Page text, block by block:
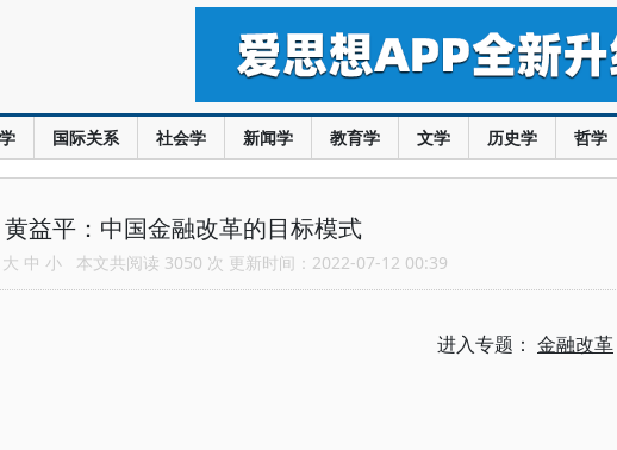
国际关系 社会学 新闻学 教育学 文学 历史学 哲学
黄益平：中国金融改革的目标模式
大 中 小 本文共阅读 3050 次 更新时间：2022-07-12 00:39
进入专题： 金融改革